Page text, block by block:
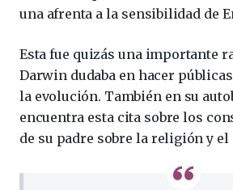
una afrenta a la sensibilidad de
Esta fue quizás una importante
Darwin dudaba en hacer
la evolución. También en su
encuentra esta cita sobre los
de su padre sobre la religión y